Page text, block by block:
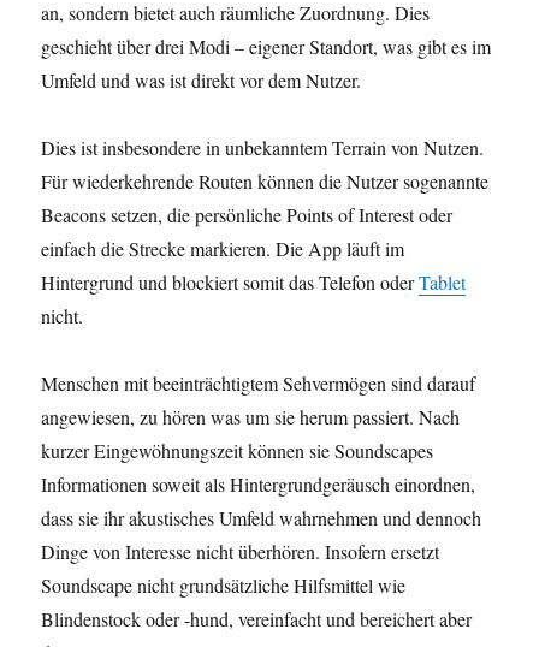
an, sondern bietet auch räumliche Zuordnung. Dies
geschieht über drei Modi – eigener Standort, was gibt es im
Umfeld und was ist direkt vor dem Nutzer.
Dies ist insbesondere in unbekanntem Terrain von Nutzen.
Für wiederkehrende Routen können die Nutzer sogenannte
Beacons setzen, die persönliche Points of Interest oder
einfach die Strecke markieren. Die App läuft im
Hintergrund und blockiert somit das Telefon oderTablet
nicht.
Menschen mit beeinträchtigtem Sehvermögen sind darauf
angewiesen, zu hören was um sie herum passiert. Nach
kurzer Eingewöhnungszeit können sie Soundscapes
Informationen soweit als Hintergrundgeräusch einordnen,
dass sie ihr akustisches Umfeld wahrnehmen und dennoch
Dinge von Interesse nicht überhören. Insofern ersetzt
Soundscape nicht grundsätzliche Hilfsmittel wie
Blindenstock oder -hund, vereinfacht und bereichert aber